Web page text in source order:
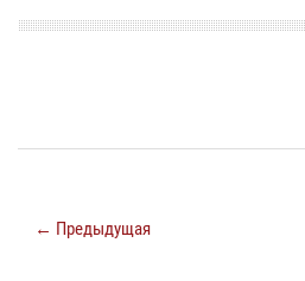
← Предыдущая